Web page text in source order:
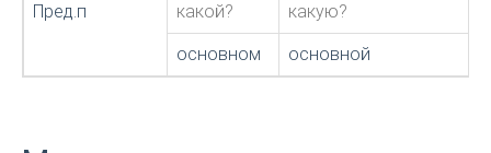
Пред.п какой? какую?
основном основной